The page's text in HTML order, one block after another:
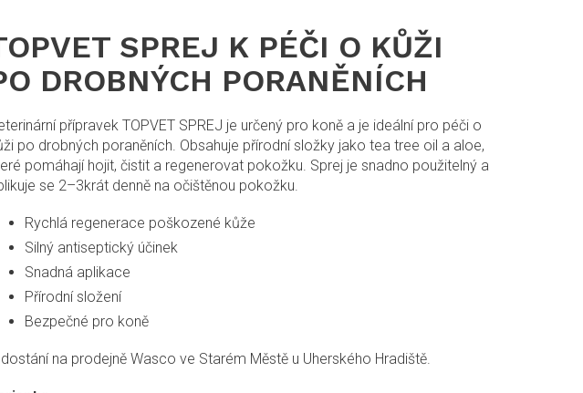
přípravek TOPVET SPREJ je určený pro koně a je ideální pro péči o
po drobných poraněních. Obsahuje přírodní složky jako tea tree oil a aloe,
pomáhají hojit, čistit a regenerovat pokožku. Sprej je snadno použitelný a
se 2–3krát denně na očištěnou pokožku.
Rychlá regenerace poškozené kůže
Silný antiseptický účinek
Snadná aplikace
Přírodní složení
Bezpečné pro koně
na prodejně Wasco ve Starém Městě u Uherského Hradiště.
SPREJ K PÉČI O KŮŽI
DROBNÝCH PORANĚNÍCH